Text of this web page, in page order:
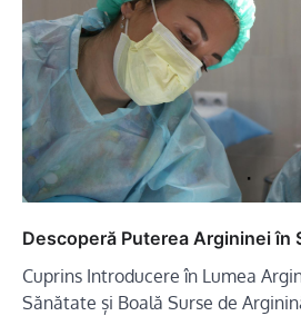
Descoperă Puterea Argininei în
Cuprins Introducere în Lumea
Sănătate și Boală Surse de